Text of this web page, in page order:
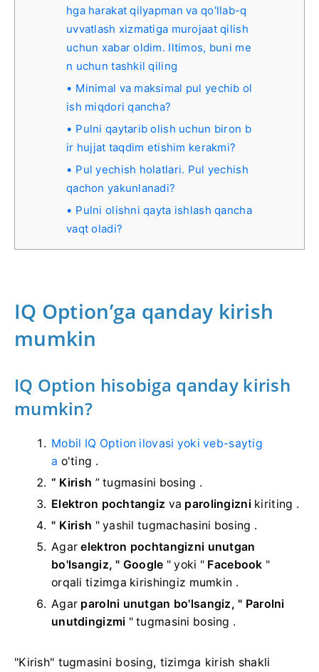
hga harakat qilyapman va qo'llab-q
uvvatlash xizmatiga murojaat qilish
uchun xabar oldim. Iltimos, buni me
n uchun tashkil qiling
Minimal va maksimal pul yechib ol
ish miqdori qancha?
Pulni qaytarib olish uchun biron b
ir hujjat taqdim etishim kerakmi?
Pul yechish holatlari. Pul yechish
qachon yakunlanadi?
Pulni olishni qayta ishlash qancha
vaqt oladi?
IQ Option’ga qanday kirish
mumkin
IQ Option hisobiga qanday kirish
mumkin?
Mobil IQ Option ilovasi yoki veb-saytig
a o'ting .
“ Kirish ”tugmasini bosing .
Elektron pochtangiz va parolingizni kiriting .
" Kirish " yashil tugmachasini bosing .
Agarelektron pochtangizni unutgan
bo'lsangiz, " Google " yoki " Facebook "
orqali tizimga kirishingiz mumkin .
Agar parolni unutgan bo'lsangiz, " Parolni
unutdingizmi " tugmasini bosing .
"Kirish" tugmasini bosing, tizimga kirish shakli